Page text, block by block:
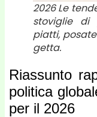
2026 Le
stoviglie di
piatti,
getta.
Riassunto
politica
per il 2026